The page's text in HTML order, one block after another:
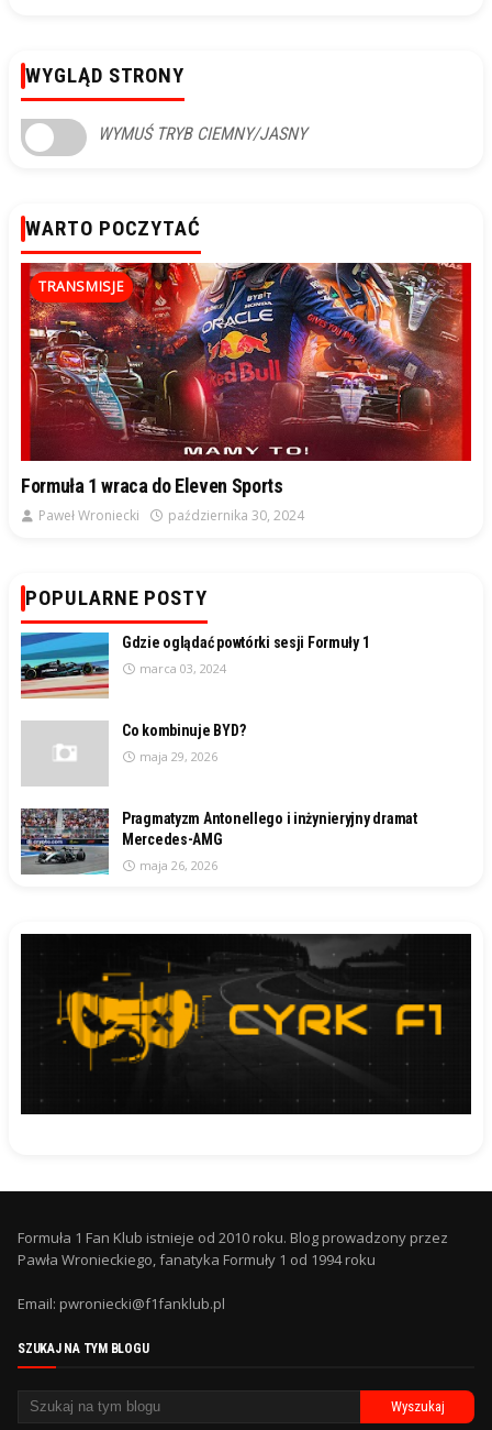
WYGLĄD STRONY
WYMUŚ TRYB CIEMNY/JASNY
WARTO POCZYTAĆ
TRANSMISJE
Formuła 1 wraca do Eleven Sports
Paweł Wroniecki października 30, 2024
POPULARNE POSTY
Gdzie oglądać powtórki sesji Formuły 1
marca 03, 2024
Co kombinuje BYD?
maja 29, 2026
Pragmatyzm Antonellego i inżynieryjny dramat
Mercedes-AMG
maja 26, 2026
Formuła 1 Fan Klub istnieje od 2010 roku. Blog prowadzony przez
Pawła Wronieckiego, fanatyka Formuły 1 od 1994 roku
Email: pwroniecki@f1fanklub.pl
SZUKAJ NA TYM BLOGU